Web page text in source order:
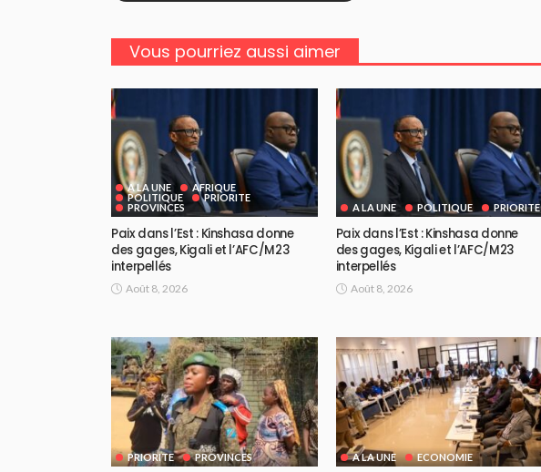
Vous pourriez aussi aimer
A LA UNE
AFRIQUE
POLITIQUE
PRIORITE
PROVINCES
Paix dans l’Est : Kinshasa donne
des gages, Kigali et l’AFC/M23
interpellés
Août 8, 2026
A LA UNE POLITIQUE PRIORITE
Paix dans l’Est : Kinshasa donne
des gages, Kigali et l’AFC/M23
interpellés
Août 8, 2026
PRIORITE PROVINCES A LA UNE ECONOMIE